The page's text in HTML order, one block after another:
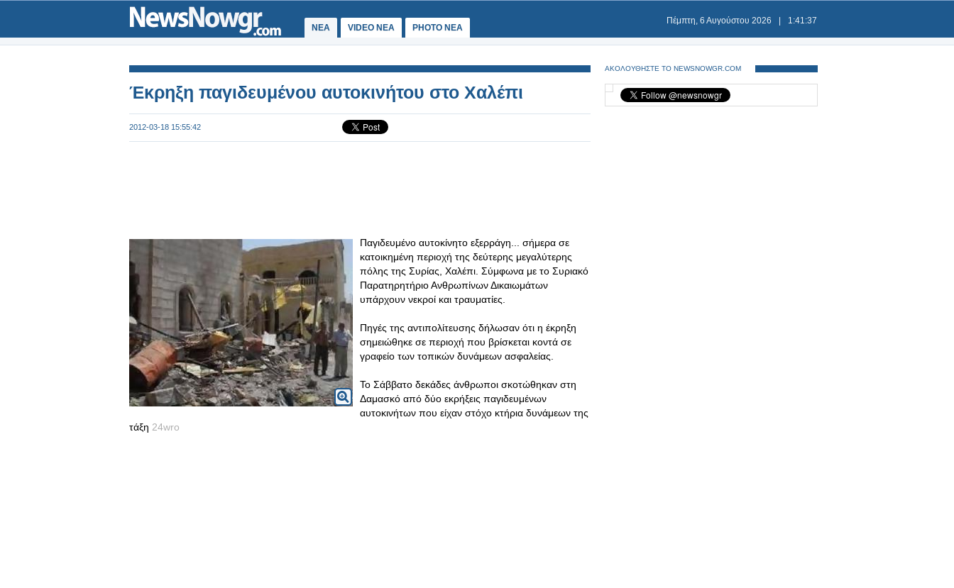
ΝΕΑ VIDEO NEA PHOTO NEA
Πέμπτη, 6 Αυγούστου 2026 1:41:37
Έκρηξη παγιδευμένου αυτοκινήτου στο Χαλέπι
2012-03-18 15:55:42
Παγιδευμένο αυτοκίνητο εξερράγη... σήμερα σε
κατοικημένη περιοχή της δεύτερης μεγαλύτερης
πόλης της Συρίας, Χαλέπι. Σύμφωνα με το Συριακό
Παρατηρητήριο Ανθρωπίνων Δικαιωμάτων
υπάρχουν νεκροί και τραυματίες.
Πηγές της αντιπολίτευσης δήλωσαν ότι η έκρηξη
σημειώθηκε σε περιοχή που βρίσκεται κοντά σε
γραφείο των τοπικών δυνάμεων ασφαλείας.
Το Σάββατο δεκάδες άνθρωποι σκοτώθηκαν στη
Δαμασκό από δύο εκρήξεις παγιδευμένων
αυτοκινήτων που είχαν στόχο κτήρια δυνάμεων της
τάξη 24wro
ΑΚΟΛΟΥΘΗΣΤΕ ΤΟ NEWSNOWGR.COM